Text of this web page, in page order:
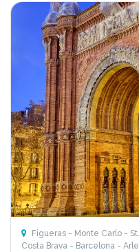
Figueras - Monte Carlo -
Costa Brava - Barcelona -